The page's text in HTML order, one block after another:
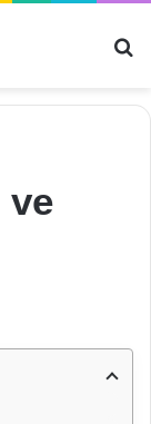
ve